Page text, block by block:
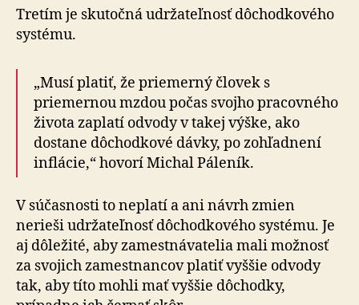
Tretím je skutočná udržateľnosť dôchodkového
systému.
„Musí platiť, že priemerný človek s
priemernou mzdou počas svojho pracovného
života zaplatí odvody v takej výške, ako
dostane dôchodkové dávky, po zohľadnení
inflácie,“ hovorí Michal Páleník.
V súčasnosti to neplatí a ani návrh zmien
nerieši udržateľnosť dôchodkového systému. Je
aj dôležité, aby zamestnávatelia mali možnosť
za svojich zamestnancov platiť vyššie odvody
tak, aby títo mohli mať vyššie dôchodky,